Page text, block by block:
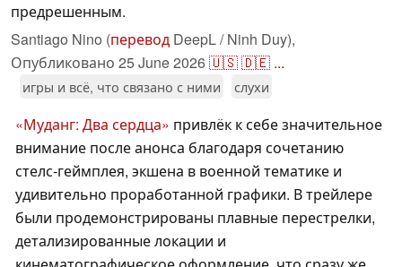
предрешенным.
Santiago Nino (перевод DeepL / Ninh Duy),
Опубликовано 25 June 2026🇺🇸🇩🇪 ...
игры и всё, что связано с ними слухи
«Муданг: Два сердца» привлёк к себе значительное
внимание после анонса благодаря сочетанию
стелс-геймплея, экшена в военной тематике и
удивительно проработанной графики. В трейлере
были продемонстрированы плавные перестрелки,
детализированные локации и